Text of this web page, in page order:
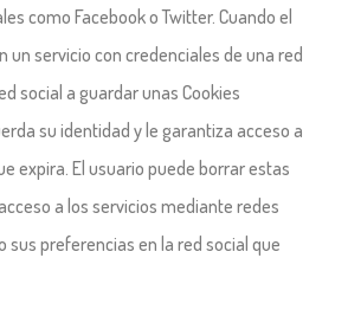
como Facebook o Twitter. Cuando el
un servicio con credenciales de una red
social a guardar unas Cookies
su identidad y le garantiza acceso a
expira. El usuario puede borrar estas
a los servicios mediante redes
sus preferencias en la red social que